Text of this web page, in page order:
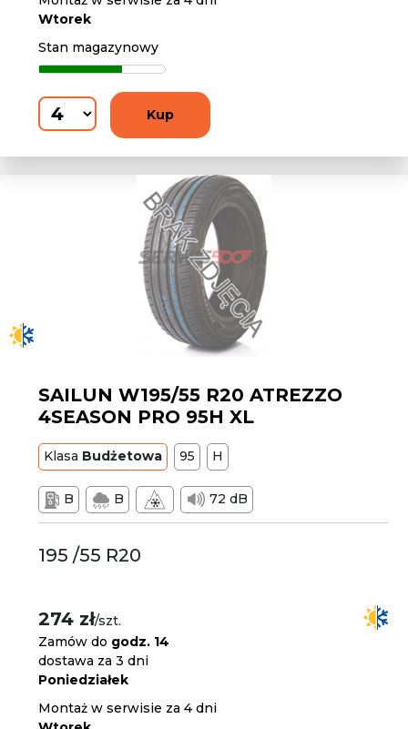
Wtorek
Stan magazynowy
Kup
SAILUN W195/55 R20 ATREZZO
4SEASON PRO 95H XL
Klasa Budżetowa 95 H
B B 72 dB
195 /55 R20
274 zł/szt.
Zamów do godz. 14
dostawa za 3 dni
Poniedziałek
Montaż w serwisie za 4 dni